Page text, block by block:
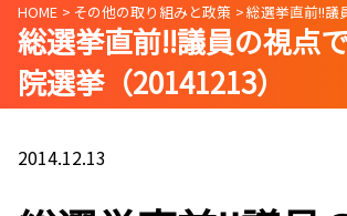
HOME その他の取り組みと政策 総選挙直前!!議
総選挙直前!!議員の視点
院選挙（20141213）
2014.12.13